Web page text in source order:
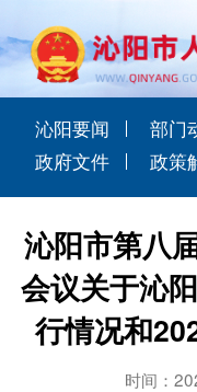
沁阳要闻 部门
政府文件
政策
沁阳市第八
会议关于沁
行情况和
时间：